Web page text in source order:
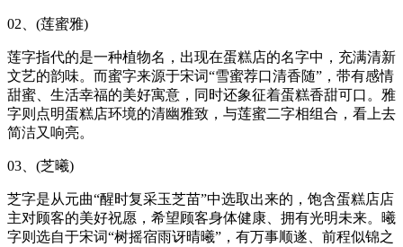
02、(莲蜜雅)
莲字指代的是一种植物名，出现在蛋糕店的名字中，充满清新
文艺的韵味。而蜜字来源于宋词“雪蜜荐口清香随”，带有感情
甜蜜、生活幸福的美好寓意，同时还象征着蛋糕香甜可口。雅
字则点明蛋糕店环境的清幽雅致，与莲蜜二字相组合，看上去
简洁又响亮。
03、(芝曦)
芝字是从元曲“醒时复采玉芝苗”中选取出来的，饱含蛋糕店店
主对顾客的美好祝愿，希望顾客身体健康、拥有光明未来。曦
字则选自于宋词“树摇宿雨讶晴曦”，有万事顺遂、前程似锦之